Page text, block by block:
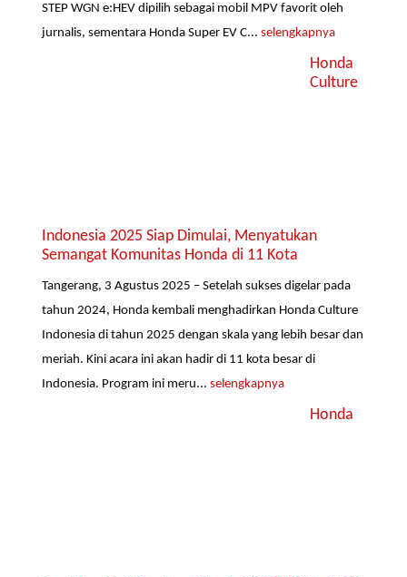
STEP WGN e:HEV dipilih sebagai mobil MPV favorit oleh
jurnalis, sementara Honda Super EV C...selengkapnya
Honda
Culture
Indonesia 2025 Siap Dimulai, Menyatukan
Semangat Komunitas Honda di 11 Kota
Tangerang, 3 Agustus 2025 – Setelah sukses digelar pada
tahun 2024, Honda kembali menghadirkan Honda Culture
Indonesia di tahun 2025 dengan skala yang lebih besar dan
meriah. Kini acara ini akan hadir di 11 kota besar di
Indonesia. Program ini meru...selengkapnya
Honda